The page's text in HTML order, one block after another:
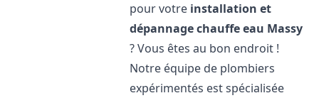
pour votre installation et
dépannage chauffe eau Massy
? Vous êtes au bon endroit !
Notre équipe de plombiers
expérimentés est spécialisée